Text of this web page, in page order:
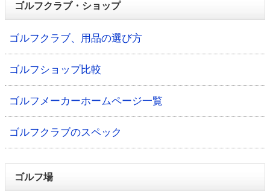
ゴルフクラブ・ショップ
ゴルフクラブ、用品の選び方
ゴルフショップ比較
ゴルフメーカーホームページ一覧
ゴルフクラブのスペック
ゴルフ場